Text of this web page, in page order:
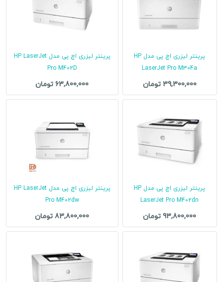
پرینتر لیزری اچ پی مدل HP
LaserJet Pro M304a
39,300,000 تومان
پرینتر لیزری اچ پی مدل HP LaserJet
Pro M402D
63,800,000 تومان
پرینتر لیزری اچ پی مدل HP
LaserJet Pro M402dn
93,800,000 تومان
پرینتر لیزری اچ پی مدل HP LaserJet
Pro M402dw
83,800,000 تومان